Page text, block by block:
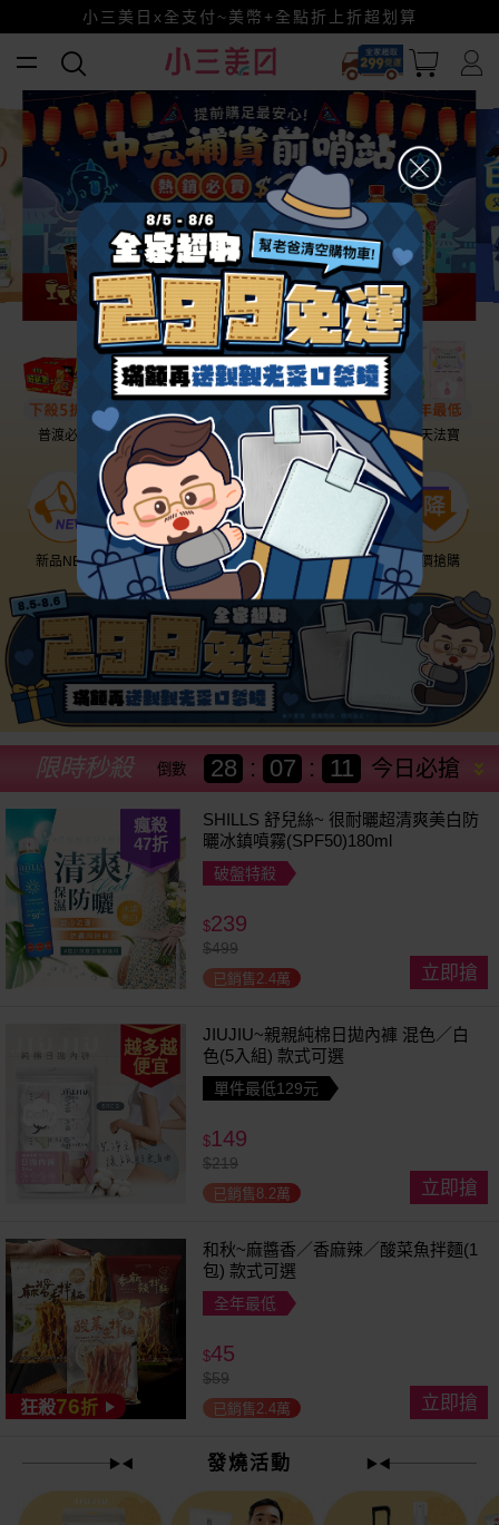
賺美幣~換好禮~立即換GO~
小三美日x全支付~美幣+全點折上折超划算
幫老爸清空購物車！
普渡必備 話題保養 盛夏提案 雨天法寶
新品NEW 優惠神券 美幣回饋 降價搶購
今日必搶
限時秒殺 倒數 28 : 07 : 08
瘋殺
47折
SHILLS 舒兒絲~ 很耐曬超清爽美白防
曬冰鎮噴霧(SPF50)180ml
破盤特殺
$239
$499
已銷售2.4萬 立即搶
越多越
便宜
JIUJIU~親親純棉日拋內褲 混色／白
色(5入組) 款式可選
單件最低129元
$149
$219
已銷售8.2萬 立即搶
狂殺76折
和秋~麻醬香／香麻辣／酸菜魚拌麵(1
包) 款式可選
全年最低
$45
$59
已銷售2.4萬 立即搶
發燒活動